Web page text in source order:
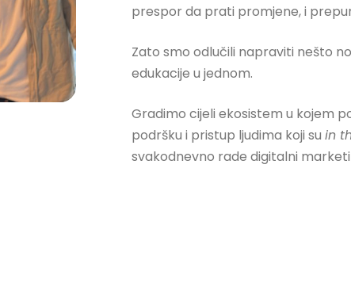
prespor da prati promjene, i
Zato smo odlučili napraviti nešto
edukacije u jednom.
Gradimo cijeli ekosistem u kojem
podršku i pristup ljudima koji suin
svakodnevno rade digitalni